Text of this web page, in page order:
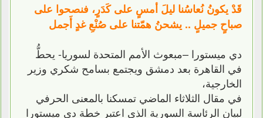
قَدْ يكونُ نُعاسُنا ليلَ أمسٍ على كَدَرٍ، فنصحوا على
صباحٍ جميلٍ .. يشحنُ همّتنا على صُنْعِ غدٍ أَجمل
دي ميستورا –مبعوث الأمم المتحدة لسوريا- يحطُّ
في القاهرة بعد دمشق ويجتمع بسامح شكري وزير
الخارجية،
في مقال الثلاثاء الماضي تمسكنا بالمعنى الحرفي
لبيان الرئاسة السورية الذي اعتبر خطة دي ميستورا